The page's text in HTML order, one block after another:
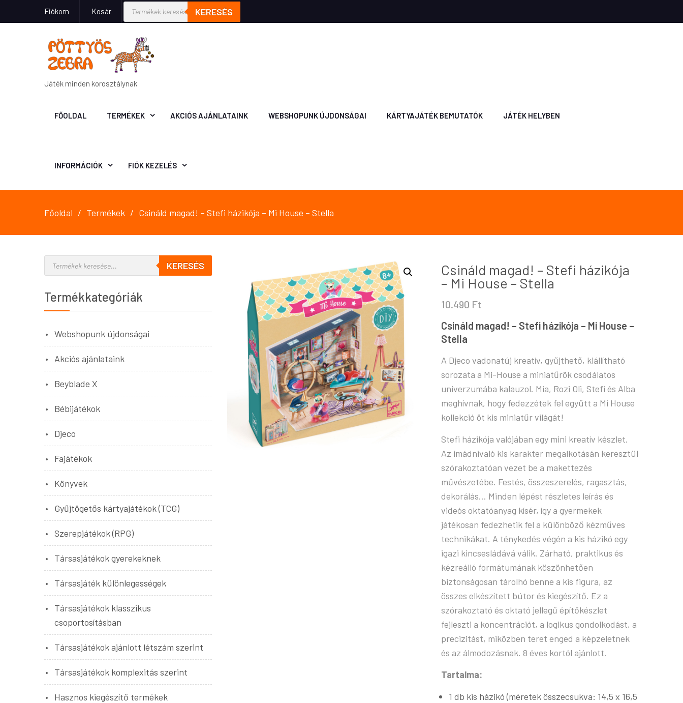
Fiókom Kosár KERESÉS
Játék minden korosztálynak
FŐOLDAL TERMÉKEK AKCIÓS AJÁNLATAINK WEBSHOPUNK ÚJDONSÁGAI KÁRTYAJÁTÉK BEMUTATÓK JÁTÉK HELYBEN
INFORMÁCIÓK FIÓK KEZELÉS
Főoldal Termékek Csináld magad! – Stefi házikója – Mi House – Stella
Csináld magad! – Stefi házikója
– Mi House – Stella
10.490 Ft
Csináld magad! – Stefi házikója – Mi House –
Stella
A Djeco vadonatúj kreatív, gyűjthető, kiállítható
sorozata a Mi-House a miniatűrök csodálatos
univerzumába kalauzol. Mia, Rozi Oli, Stefi és Alba
meghívnak, hogy fedezzétek fel együtt a Mi House
kollekció öt kis miniatűr világát!
Stefi házikója valójában egy mini kreatív készlet.
Az imádnivaló kis karakter megalkotásán keresztül
szórakoztatóan vezet be a makettezés
művészetébe. Festés, összeszerelés, ragasztás,
dekorálás… Minden lépést részletes leírás és
videós oktatóanyag kísér, így a gyermekek
játékosan fedezhetik fel a különböző kézműves
technikákat. A ténykedés végén a kis házikó egy
igazi kincsesládává válik. Zárható, praktikus és
kézreálló formátumának köszönhetően
biztonságosan tárolhó benne a kis figura, az
összes elkészített bútor és kiegészítő. Ez a
szórakoztató és oktató jellegű építőkészlet
fejleszti a koncentrációt, a logikus gondolkodást, a
precizitást, miközben teret enged a képzeletnek
és az álmodozásnak. 8 éves kortól ajánlott.
Tartalma:
1 db kis házikó (méretek összecsukva: 14,5 x 16,5
KERESÉS
Termékkategóriák
Webshopunk újdonságai
Akciós ajánlataink
Beyblade X
Bébijátékok
Djeco
Fajátékok
Könyvek
Gyűjtögetős kártyajátékok (TCG)
Szerepjátékok (RPG)
Társasjátékok gyerekeknek
Társasjáték különlegességek
Társasjátékok klasszikus
csoportosításban
Társasjátékok ajánlott létszám szerint
Társasjátékok komplexitás szerint
Hasznos kiegészítő termékek